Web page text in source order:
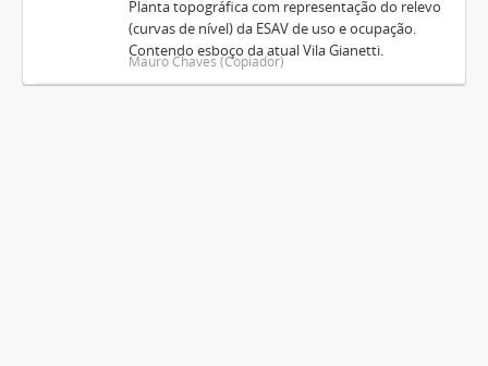
Planta topográfica com representação do relevo
(curvas de nível) da ESAV de uso e ocupação.
Contendo esboço da atual Vila Gianetti.
Mauro Chaves (Copiador)